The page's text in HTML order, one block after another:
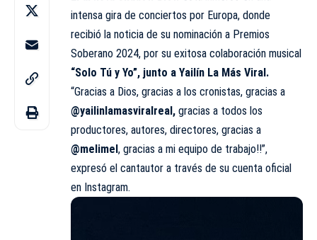
intensa gira de conciertos por Europa, donde
recibió la noticia de su nominación a Premios
Soberano 2024, por su exitosa colaboración musical
“Solo Tú y Yo”, junto a Yailín La Más Viral.
“Gracias a Dios, gracias a los cronistas, gracias a
@yailinlamasviralreal, gracias a todos los
productores, autores, directores, gracias a
@melimel, gracias a mi equipo de trabajo!!”,
expresó el cantautor a través de su cuenta oficial
en Instagram.